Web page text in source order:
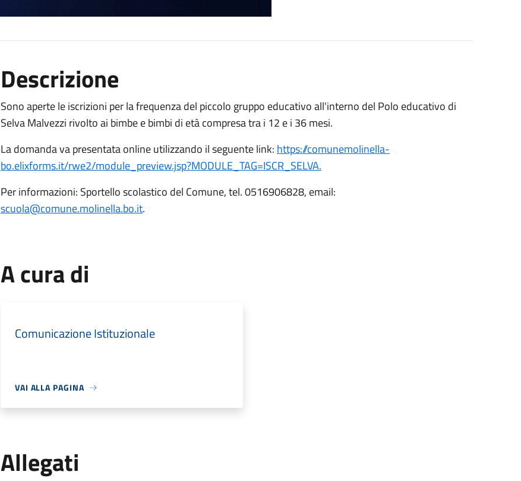
Descrizione
Sono aperte le iscrizioni per la frequenza del piccolo gruppo educativo all'interno del Polo educativo di
Selva Malvezzi rivolto ai bimbe e bimbi di età compresa tra i 12 e i 36 mesi.
La domanda va presentata online utilizzando il seguente link: https://comunemolinella-
bo.elixforms.it/rwe2/module_preview.jsp?MODULE_TAG=ISCR_SELVA.
Per informazioni: Sportello scolastico del Comune, tel. 0516906828, email:
scuola@comune.molinella.bo.it.
A cura di
Comunicazione Istituzionale
VAI ALLA PAGINA
Allegati